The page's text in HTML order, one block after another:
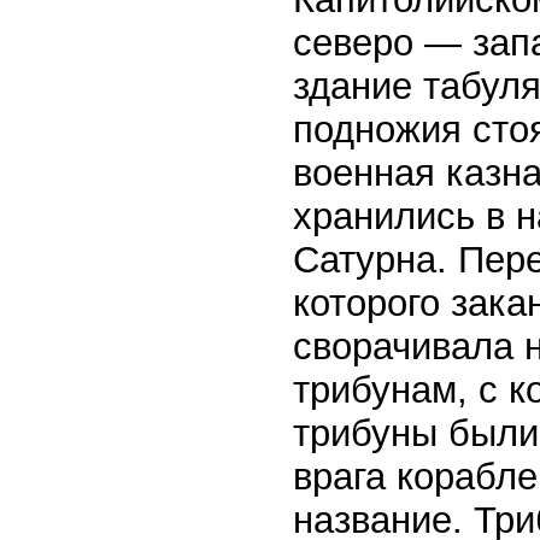
северо —
здание
подножия
военная
хранились в
Сатурна.
которого
сворачивала
трибунам, с
трибуны
врага
название.